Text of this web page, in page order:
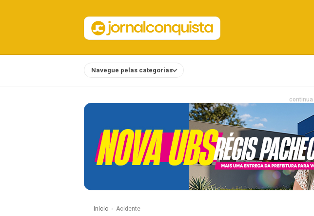
Navegue pelas categorias
Início Acidente